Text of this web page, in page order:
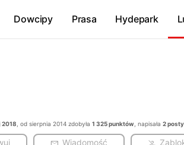
Dowcipy Prasa Hydepark
2018 , od sierpnia 2014 zdobyła1 325 punktów , napisała2 posty
Wiadomość